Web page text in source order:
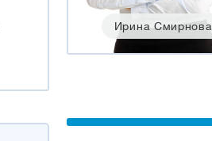
Ирина Смирнова